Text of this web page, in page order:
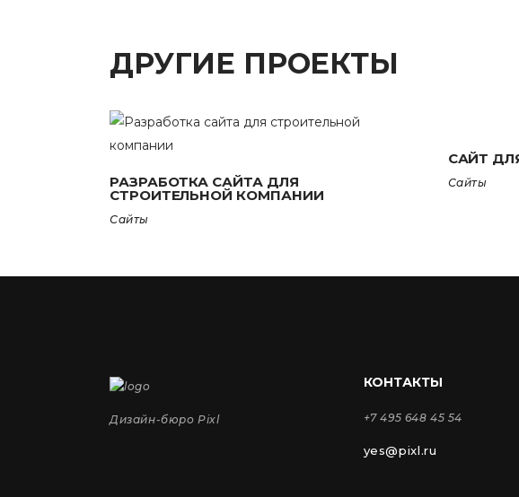
ДРУГИЕ ПРОЕКТЫ
РАЗРАБОТКА САЙТА ДЛЯ
СТРОИТЕЛЬНОЙ КОМПАНИИ
Сайты
САЙТ
Сайты
Дизайн-бюро Pixl
КОНТАКТЫ
+7 495 648 45 54
yes@pixl.ru